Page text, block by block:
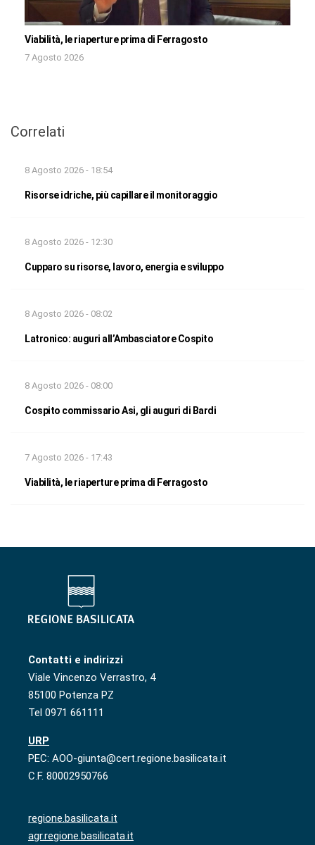
Viabilità, le riaperture prima di Ferragosto
7 Agosto 2026
Correlati
8 Agosto 2026 - 18:54
Risorse idriche, più capillare il monitoraggio
8 Agosto 2026 - 12:30
Cupparo su risorse, lavoro, energia e sviluppo
8 Agosto 2026 - 08:02
Latronico: auguri all’Ambasciatore Cospito
8 Agosto 2026 - 08:00
Cospito commissario Asi, gli auguri di Bardi
7 Agosto 2026 - 17:43
Viabilità, le riaperture prima di Ferragosto
Contatti e indirizzi
Viale Vincenzo Verrastro, 4
85100 Potenza PZ
Tel 0971 661111
URP
PEC: AOO-giunta@cert.regione.basilicata.it
C.F. 80002950766
regione.basilicata.it
agr.regione.basilicata.it